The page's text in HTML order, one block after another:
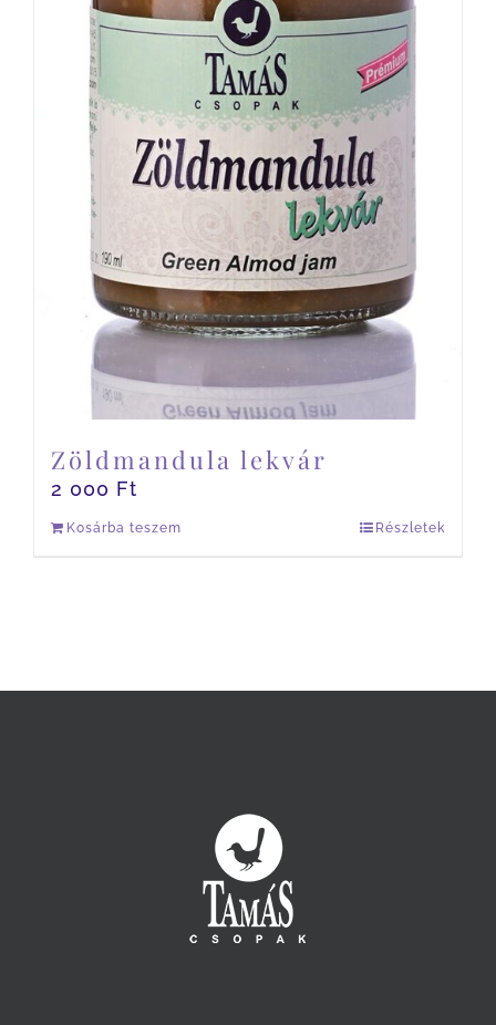
Zöldmandula lekvár
2 000 Ft
Kosárba teszem Részletek